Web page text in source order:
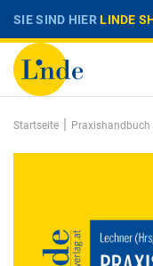
SIE SIND HIERLINDE
Startseite |